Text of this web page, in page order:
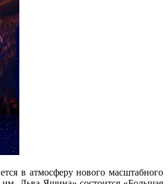
в атмосферу нового масштабного